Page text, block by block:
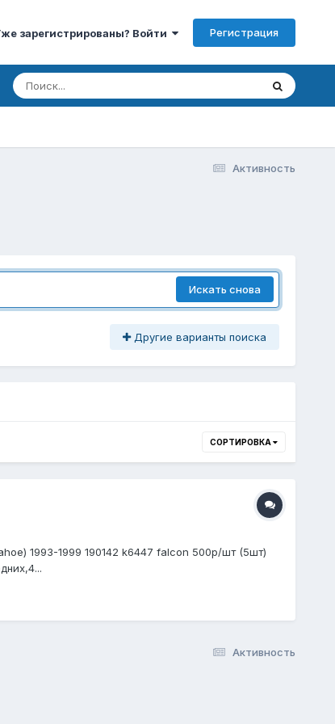
зарегистрированы? Войти Регистрация
Активность
Искать снова
Другие варианты поиска
СОРТИРОВКА
1993-1999 190142 k6447 falcon 500р/шт (5шт)
Активность